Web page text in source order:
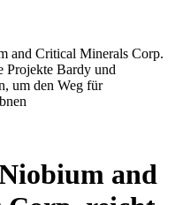
and Critical Minerals Corp.
Projekte Bardy und
um den Weg für
and